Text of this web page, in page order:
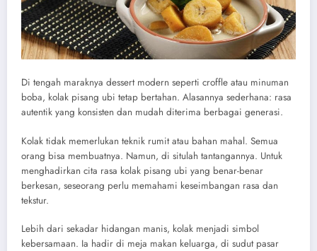
Di tengah maraknya dessert modern seperti croffle atau minuman
boba, kolak pisang ubi tetap bertahan. Alasannya sederhana: rasa
autentik yang konsisten dan mudah diterima berbagai generasi.
Kolak tidak memerlukan teknik rumit atau bahan mahal. Semua
orang bisa membuatnya. Namun, di situlah tantangannya. Untuk
menghadirkan cita rasa kolak pisang ubi yang benar-benar
berkesan, seseorang perlu memahami keseimbangan rasa dan
tekstur.
Lebih dari sekadar hidangan manis, kolak menjadi simbol
kebersamaan. Ia hadir di meja makan keluarga, di sudut pasar